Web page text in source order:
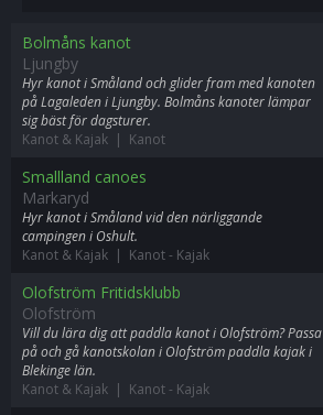
Bolmåns kanot
Ljungby
Hyr kanot i Småland och glider fram med kanoten
på Lagaleden i Ljungby. Bolmåns kanoter lämpar
sig bäst för dagsturer.
Kanot & Kajak | Kanot
Smallland canoes
Markaryd
Hyr kanot i Småland vid den närliggande
campingen i Oshult.
Kanot & Kajak | Kanot- Kajak
Olofström Fritidsklubb
Olofström
Vill du lära dig att paddla kanot i Olofström? Passa
på och gå kanotskolan i Olofström paddla kajak i
Blekinge län.
Kanot & Kajak | Kanot- Kajak